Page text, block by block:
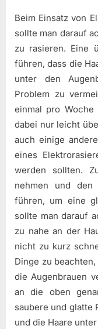
Beim Einsatz von
sollte man darauf
zu rasieren. Eine
führen, dass die
unter den
Problem zu
einmal pro
dabei nur leicht
auch einige
eines
werden sollten.
nehmen und
führen, um eine
sollte man darauf
zu nahe an der
nicht zu kurz
Dinge zu
die Augenbrauen
an die oben
saubere und glatte
und die Haare